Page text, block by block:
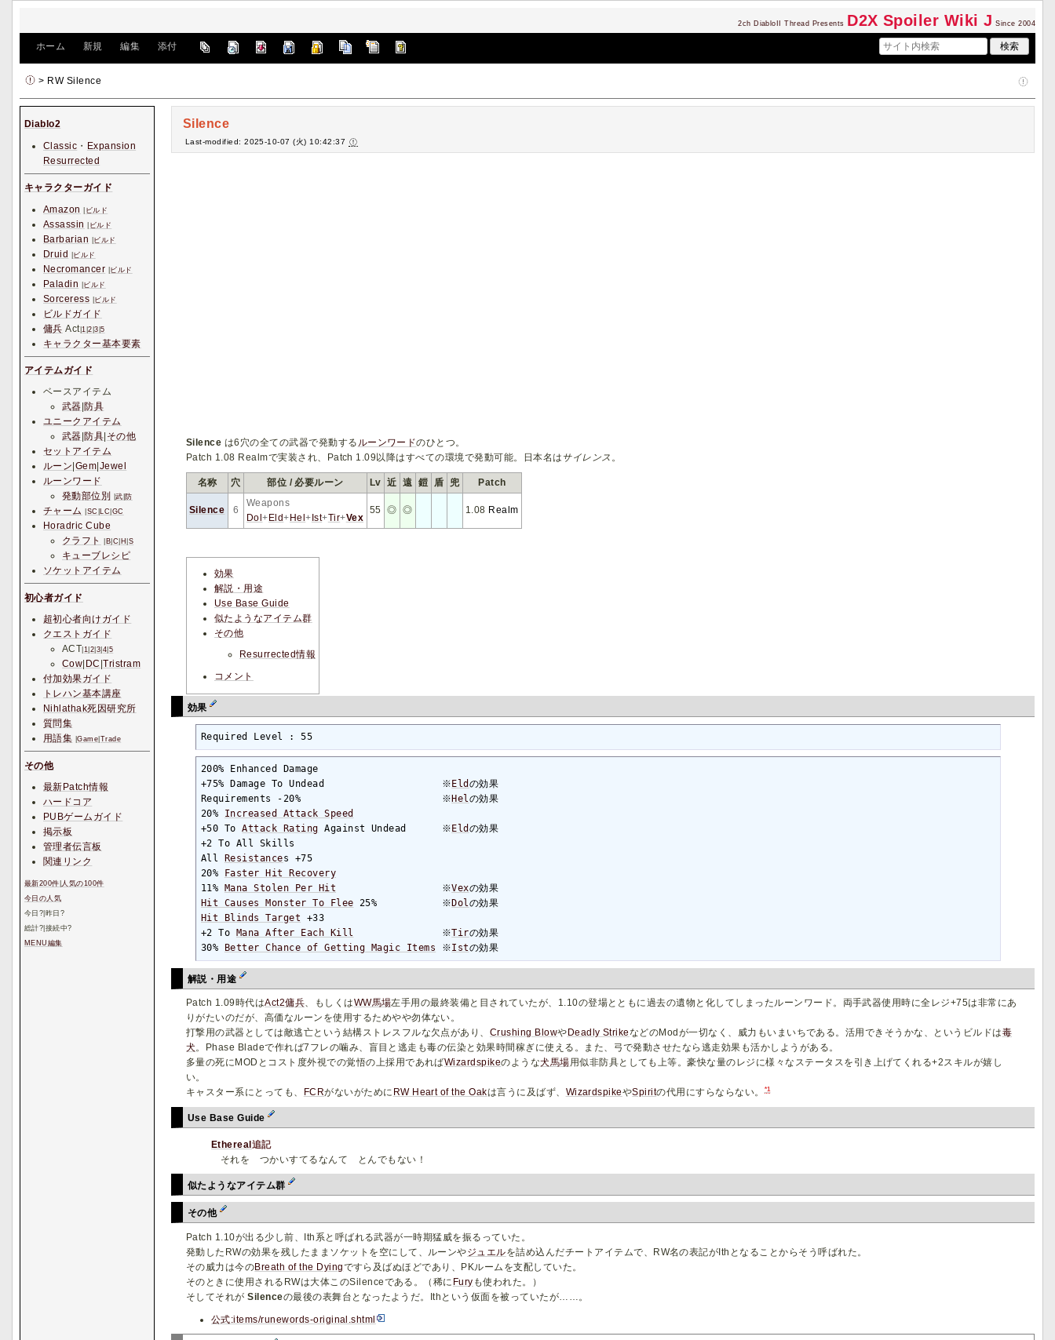
2ch DiabloII Thread Presents D2X Spoiler Wiki J Since 2004
ホーム 新規 編集 添付
> RW Silence
Silence
Last-modified: 2025-10-07 (火) 10:42:37
Silence は6穴の全ての武器で発動する ルーンワードのひとつ。
Patch 1.08 Realmで実装され、Patch 1.09以降はすべての環境で発動可能。日本名は サイレンス 。
名称 穴 部位 / 必要ルーン Lv 近 遠 鎧 盾 兜 Patch
Silence 6
Weapons
Dol+Eld+Hel+Ist+Tir+Vex
55 ◎ ◎ 1.08 Realm
効果
解説・用途
Use Base Guide
似たようなアイテム群
その他
Resurrected情報
コメント
効果
Required Level : 55
200% Enhanced Damage
+75% Damage To Undead                    ※ Eld の効果
Requirements -20%                        ※ Helの効果
20% Increased Attack Speed
+50 To Attack Rating Against Undead      ※ Eld の効果
+2 To All Skills
All
Resistances +75
20%
Faster Hit Recovery
11% Mana Stolen Per Hit
                  ※
Vex
Hit Causes Monster To Flee 25%           ※ Dol
Hit Blinds Target +33
+2 To Mana After Each Kill
               ※
Tirの効果
30%
Better Chance of Getting Magic Items ※Istの効果
解説・用途
Patch 1.09時代はAct2傭兵、もしくはWW馬場左手用の最終装備と目されていたが、1.10の登場とともに過去の遺物と化してしまったルーンワード。両手武器使用時に全レジ+75は非常にあ
りがたいのだが、高価なルーンを使用するためやや勿体ない。
打撃用の武器としては敵逃亡という結構ストレスフルな欠点があり、 Crushing Blowや Deadly StrikeなどのModが一切なく、威力もいまいちである。活用できそうかな、というビルドは毒
犬。Phase Bladeで作れば7フレの噛み、盲目と逃走も毒の伝染と効果時間稼ぎに使える。また、弓で発動させたなら逃走効果も活かしようがある。
多量の死にMODとコスト度外視での覚悟の上採用であればWizardspikeのような犬馬場用似非防具としても上等。豪快な量のレジに様々なステータスを引き上げてくれる+2スキルが嬉し
い。
キャスター系にとっても、
FCRがないがために RW Heart of the Oakは言うに及ばず、 WizardspikeやSpiritの代用にすらならない。*1
Use Base Guide
Ethereal 追記
それを つかいすてるなんて とんでもない！
似たようなアイテム群
その他
Patch 1.10が出る少し前、Ith系と呼ばれる武器が一時期猛威を振るっていた。
発動したRWの効果を残したままソケットを空にして、ルーンやジュエルを詰め込んだチートアイテムで、RW名の表記がIthとなることからそう呼ばれた。
その威力は今のBreath of the Dyingですら及ばぬほどであり、PKルームを支配していた。
そのときに使用されるRWは大体このSilenceである。（稀に Fury も使われた。）
そしてそれが Silenceの最後の表舞台となったようだ。Ithという仮面を被っていたが……。
公式:items/runewords-original.shtml
Diablo2
Classic ・ Expansion
Resurrected
キャラクターガイド
Amazon
ビルド
Assassin ビルド
Barbarian ビルド
Druid ビルド
Necromancer ビルド
Paladin ビルド
Sorceress ビルド
ビルドガイド
傭兵 Act |1 |2 |3 |5
キャラクター基本要素
アイテムガイド
ベースアイテム
武器 防具
ユニークアイテム
武器 防具 その他
セットアイテム
ルーン Gem Jewel
ルーンワード
発動部位別
|武 防
チャーム SC LC GC
Horadric Cube
クラフト
B C H S
キューブレシピ
ソケットアイテム
初心者ガイド
超初心者向けガイド
クエストガイド
ACT 1 2 3 4 5
Cow DC |Tristram
付加効果ガイド
トレハン基本講座
Nihlathak死因研究所
質問集
用語集 |Game Trade
その他
最新Patch情報
ハードコア
PUBゲームガイド
掲示板
管理者伝言板
関連リンク
最新200件 人気の100件
今日の人気
今日 ? |昨日 ?
総計? |接続中?
MENU編集